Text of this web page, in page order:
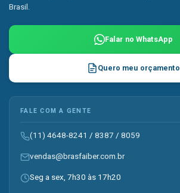
Brasil.
Falar no WhatsApp
Quero meu orçamento
FALE COM A GENTE
(11) 4648-8241 / 8387 / 8059
vendas@brasfaiber.com.br
Seg a sex, 7h30 às 17h20